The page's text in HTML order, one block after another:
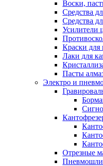
Воски,
Средства
Средства
Усилители
Краски для
Лаки для
Пасты
Электро и
Отрезные